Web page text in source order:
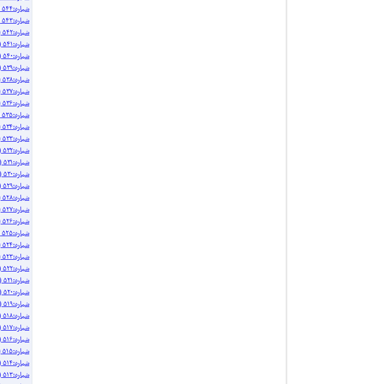
شماره:۵۴۴ (تیر ۱۳۹۷)
شماره:۵۴۳ (خرداد ۱۳۹۷)
شماره:۵۴۲ (۲۰ اردیبهشت ۱۳۹۷)
شماره:۵۴۱ (اردیبهشت ۱۳۹۷)
شماره:۵۴۰ (فروردین ۱۳۹۷)
شماره:۵۳۹ (اسفند ۱۳۹۶)
شماره:۵۳۸ (۱۲ بهمن ۱۳۹۶)
شماره:۵۳۷ (بهمن ۱۳۹۶)
شماره:۵۳۶ (ویژه‌ی زمستان ۱۳۹۶)
شماره:۵۳۵ (دی ۱۳۹۶)
شماره:۵۳۴ (آذر ۱۳۹۶)
شماره:۵۳۳ (نیمه‌ی دوم آبان ۱۳۹۶)
شماره:۵۳۲ (آبان ۱۳۹۶)
شماره:۵۳۱ (مهر ۱۳۹۶)
شماره:۵۳۰ (۲۰ شهریور ۱۳۹۶)
شماره:۵۲۹ (شهریور ۱۳۹۶)
شماره:۵۲۸ (مرداد ۱۳۹۶)
شماره:۵۲۷ (تیر ۱۳۹۶)
شماره:۵۲۶ (خرداد ۱۳۹۶)
شماره:۵۲۵ (۲۰ اردیبهشت ۱۳۹۶)
شماره:۵۲۴ (اردیبهشت ۱۳۹۶)
شماره:۵۲۳ (فروردین ۱۳۹۶)
شماره:۵۲۲ (اسفند ۱۳۹۵)
شماره:۵۲۱ (۱۲ بهمن ۱۳۹۵)
شماره:۵۲۰ (بهمن ۱۳۹۵)
شماره:۵۱۹ (۲۰ دی ۱۳۹۵)
شماره:۵۱۸ (دی ۱۳۹۵)
شماره:۵۱۷ (آذر ۱۳۹۵)
شماره:۵۱۶ (بیست آبان ۱۳۹۵)
شماره:۵۱۵ (آبان ۱۳۹۵)
شماره:۵۱۴ (مهر ۱۳۹۵)
شماره:۵۱۳ (۲۰ شهریور ۱۳۹۵)